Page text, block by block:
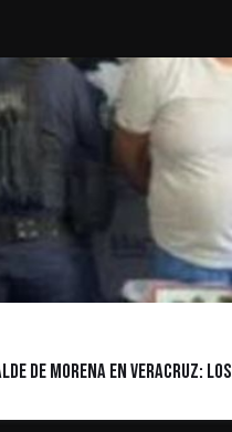
de Morena en Veracruz: